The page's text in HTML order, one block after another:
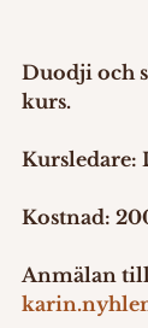
Duodji och
kurs.
Kostnad:
Anmälan